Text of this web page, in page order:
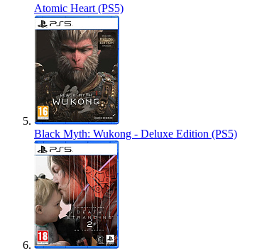
Atomic Heart (PS5)
Black Myth: Wukong - Deluxe Edition (PS5)